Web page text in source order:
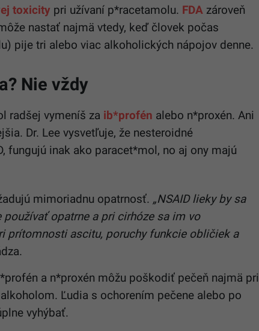
toxicity pri užívaní p*racetamolu. FDA zároveň
nastať najmä vtedy, keď človek počas
pije tri alebo viac alkoholických nápojov denne.
Nie vždy
radšej vymeníš za ib*profén alebo n*proxén. Ani
Dr. Lee vysvetľuje, že nesteroidné
fungujú inak ako paracet*mol, no aj ony majú
mimoriadnu opatrnosť. „NSAID lieky by sa
opatrne a pri cirhóze sa im vo
prítomnosti ascitu, poruchy funkcie obličiek a
a n*proxén môžu poškodiť pečeň najmä pri
Ľudia s ochorením pečene alebo po
vyhýbať.